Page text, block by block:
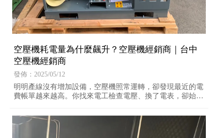
空壓機耗電量為什麼飆升？空壓機經銷商｜台中
空壓機經銷商
發佈：2025/05/12
明明產線沒有增加設備，空壓機照常運轉，卻發現最近的電
費帳單越來越高。你找來電工檢查電壓、換了電表，卻始終